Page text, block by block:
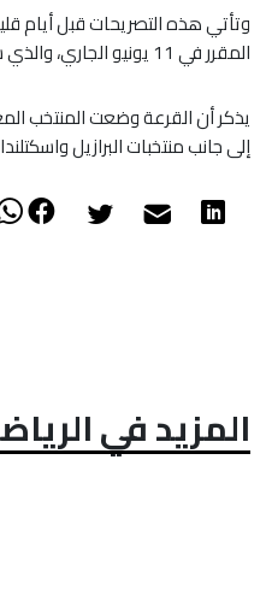
​وتأتي هذه التصريحات قبل أيام
المقرر في 11 يونيو الجاري، والذي سيمتد على مدار أكثر من شهر.
​يذكر أن القرعة وضعت المنتخب
إلى جانب منتخبات البرازيل
المزيد في